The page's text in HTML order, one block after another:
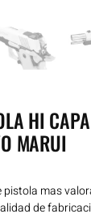
HI
MARUI
pistola mas
de